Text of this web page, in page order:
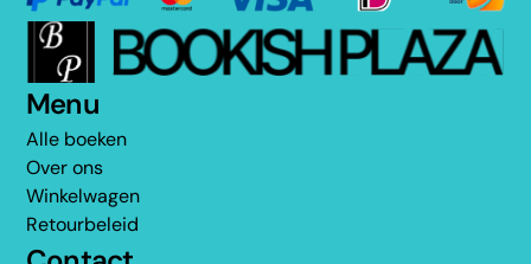
Menu
Alle boeken
Over ons
Winkelwagen
Retourbeleid